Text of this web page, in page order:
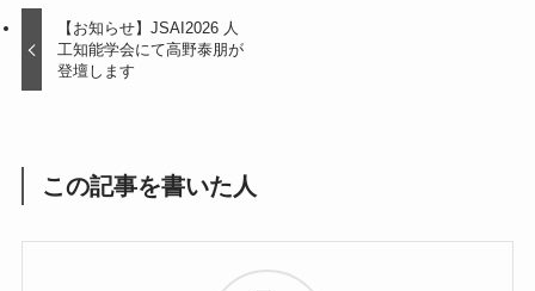
【お知らせ】JSAI2026 人
工知能学会にて高野泰朋が
登壇します
この記事を書いた人